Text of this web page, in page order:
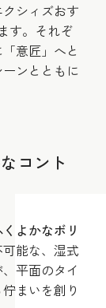
シィズおす
す。それぞ
意匠」へと
ンとともに
コント
よかなボリ
能な、湿式
平面のタイ
まいを創り